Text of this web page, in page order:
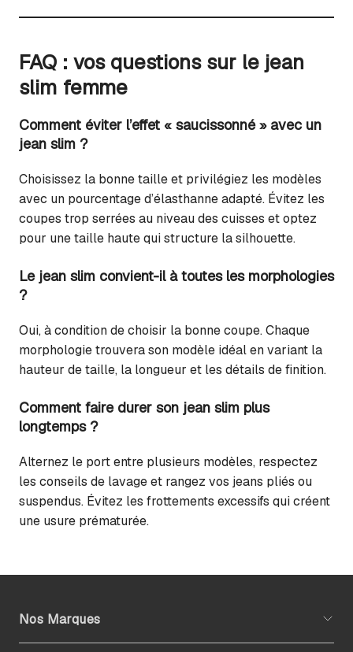
FAQ : vos questions sur le jean
slim femme
Comment éviter l’effet « saucissonné » avec un
jean slim ?
Choisissez la bonne taille et privilégiez les modèles
avec un pourcentage d’élasthanne adapté. Évitez les
coupes trop serrées au niveau des cuisses et optez
pour une taille haute qui structure la silhouette.
Le jean slim convient-il à toutes les morphologies
?
Oui, à condition de choisir la bonne coupe. Chaque
morphologie trouvera son modèle idéal en variant la
hauteur de taille, la longueur et les détails de finition.
Comment faire durer son jean slim plus
longtemps ?
Alternez le port entre plusieurs modèles, respectez
les conseils de lavage et rangez vos jeans pliés ou
suspendus. Évitez les frottements excessifs qui créent
une usure prématurée.
Nos Marques